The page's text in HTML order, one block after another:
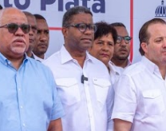
Riveiro como
Dominicana impulsan
anula permisos
de cédula: adiós al